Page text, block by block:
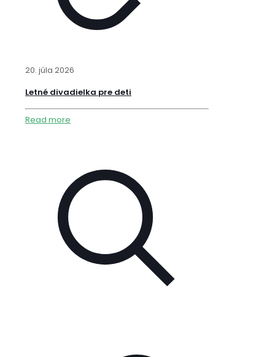
20. júla 2026
Letné divadielka pre deti
Read more